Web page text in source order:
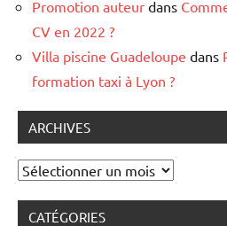
Promotion auteur dans
CV en 2022 ?
Villa piscine Guadeloupe dans
formation taxi à Lyon ?
ARCHIVES
Archives
CATÉGORIES